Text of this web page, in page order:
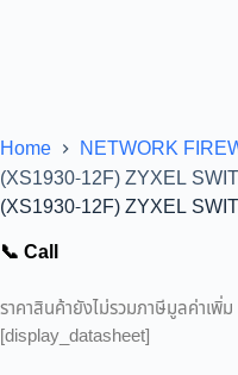
Home NETWORK
(XS1930-12F) ZYXEL
(XS1930-12F) ZYXEL
📞 Call
ราคาสินค้ายังไม่รวมภาษีมูลค่าเพิ่ม
[display_datasheet]